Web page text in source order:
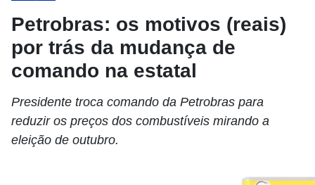
Petrobras: os motivos (reais)
por trás da mudança de
comando na estatal
Presidente troca comando da Petrobras para
reduzir os preços dos combustíveis mirando a
eleição de outubro.